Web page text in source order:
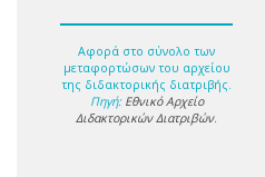
Αφορά στο σύνολο των
μεταφορτώσων του αρχείου
της διδακτορικής διατριβής.
Πηγή: Εθνικό Αρχείο
Διδακτορικών Διατριβών.